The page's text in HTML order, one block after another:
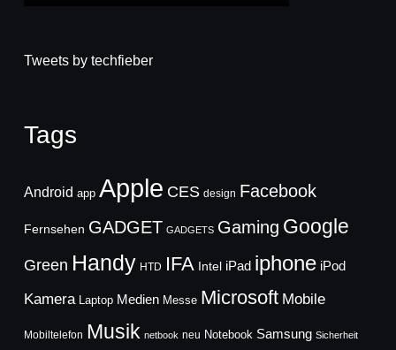
Tweets by techfieber
Tags
Android app Apple CES design Facebook
Fernsehen GADGET GADGETS Gaming Google
Green Handy HTD IFA Intel iPad iphone iPod
Kamera Laptop Medien Messe Microsoft Mobile
Mobiltelefon Musik netbook neu Notebook Samsung Sicherheit